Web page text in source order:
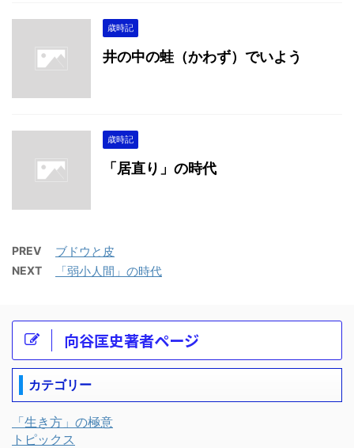
歳時記
井の中の蛙（かわず）でいよう
歳時記
「居直り」の時代
PREV ブドウと皮
NEXT 「弱小人間」の時代
向谷匡史著者ページ
カテゴリー
「生き方」の極意
トピックス